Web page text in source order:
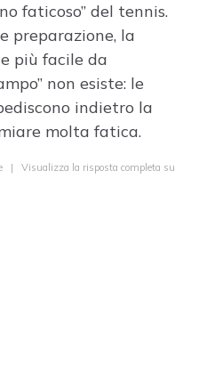
faticoso” del tennis.
preparazione, la
più facile da
non esiste: le
indietro la
molta fatica.
| Visualizza la risposta completa su